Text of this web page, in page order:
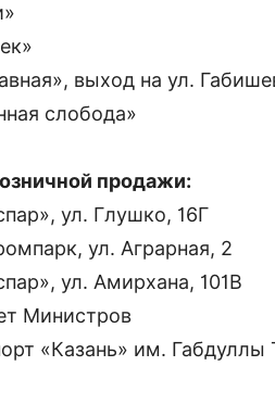
выход на ул.
слобода»
продажи:
ул. Глушко, 16Г
ул. Аграрная, 2
ул. Амирхана, 101В
Министров
«Казань» им. Габдуллы